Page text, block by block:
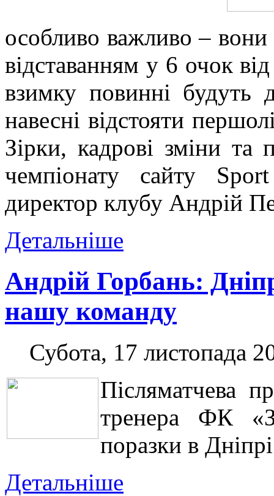
особливо важливо –
відставанням у 6 очок
взимку повинні
навесні відстояти
Зірки, кадрові зміни та
чемпіонату сайту
директор клубу Андрій
Детальніше
Андрій Горбань:
нашу команду
Субота, 17 листопада
Післяматчева
тренера ФК
поразки в
Детальніше